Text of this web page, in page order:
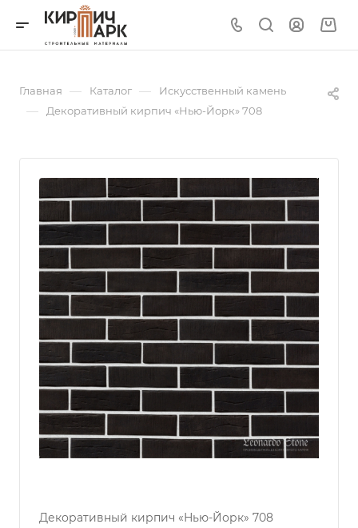
Главная — Каталог — Искусственный камень
— Декоративный кирпич «Нью-Йорк» 708
Декоративный кирпич «Нью-Йорк» 708